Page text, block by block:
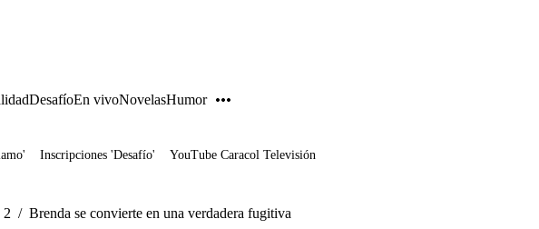
DesafíoEn vivoNovelasHumor
Inscripciones 'Desafío' YouTube Caracol Televisión
2 / Brenda se convierte en una verdadera fugitiva